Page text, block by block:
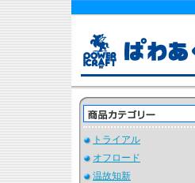
トライアル
オフロード
温故知新